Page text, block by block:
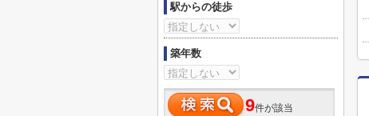
駅からの徒歩
築年数
9件が該当